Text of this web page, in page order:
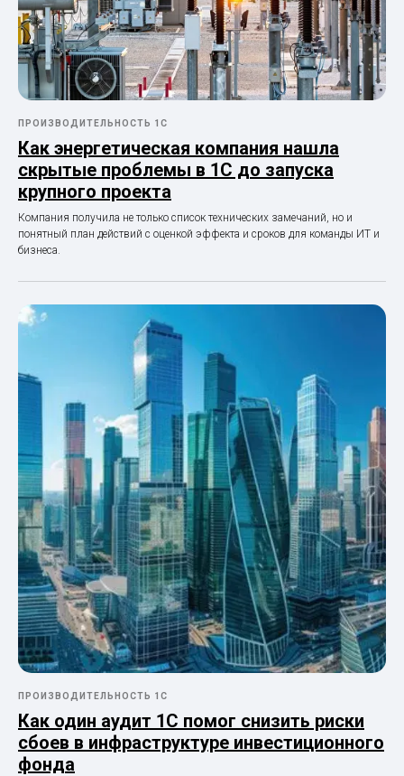
ПРОИЗВОДИТЕЛЬНОСТЬ 1С
Как энергетическая компания нашла
скрытые проблемы в 1С до запуска
крупного проекта
Компания получила не только список технических замечаний, но и
понятный план действий с оценкой эффекта и сроков для команды ИТ и
бизнеса.
ПРОИЗВОДИТЕЛЬНОСТЬ 1С
Как один аудит 1С помог снизить риски
сбоев в инфраструктуре инвестиционного
фонда